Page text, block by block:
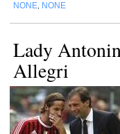
NONE NONE
Lady
Allegri